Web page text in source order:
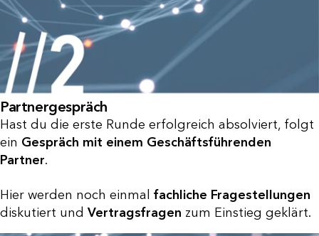
Partnergespräch
Hast du die erste Runde erfolgreich absolviert, folgt
ein Gespräch mit einem Geschäftsführenden
Partner.
Hier werden noch einmal fachliche Fragestellungen
diskutiert und Vertragsfragen zum Einstieg geklärt.